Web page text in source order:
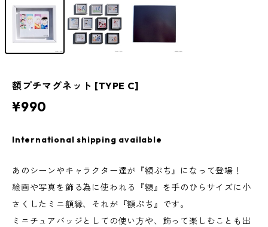
額プチマグネット [TYPE C]
¥990
International shipping available
あのシーンやキャラクター達が『額ぷち』になって登場！
絵画や写真を飾る為に使われる『額』を手のひらサイズに小
さくしたミニ額縁、それが『額ぷち』です。
ミニチュアバッジとしての使い方や、飾って楽しむことも出